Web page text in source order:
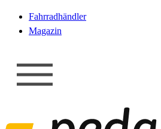
Fahrradhändler
Magazin